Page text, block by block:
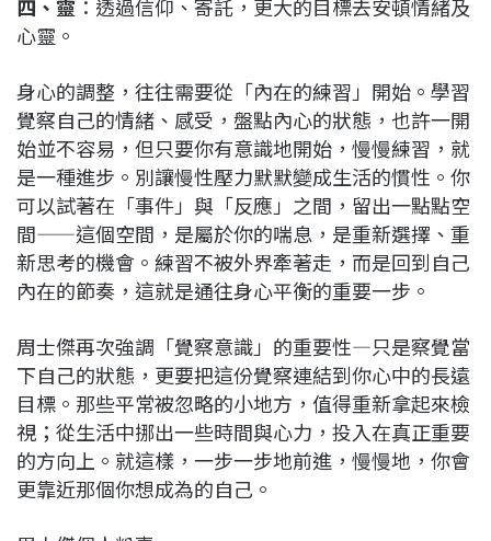
四、靈 ：透過信仰、寄託，更大的目標去安頓情緒及
心靈。
身心的調整，往往需要從「內在的練習」開始。學習
覺察自己的情緒、感受，盤點內心的狀態，也許一開
始並不容易，但只要你有意識地開始，慢慢練習，就
是一種進步。別讓慢性壓力默默變成生活的慣性。你
可以試著在「事件」與「反應」之間，留出一點點空
間——這個空間，是屬於你的喘息，是重新選擇、重
新思考的機會。練習不被外界牽著走，而是回到自己
內在的節奏，這就是通往身心平衡的重要一步。
周士傑再次強調「覺察意識」的重要性—只是察覺當
下自己的狀態，更要把這份覺察連結到你心中的長遠
目標。那些平常被忽略的小地方，值得重新拿起來檢
視；從生活中挪出一些時間與心力，投入在真正重要
的方向上。就這樣，一步一步地前進，慢慢地，你會
更靠近那個你想成為的自己。